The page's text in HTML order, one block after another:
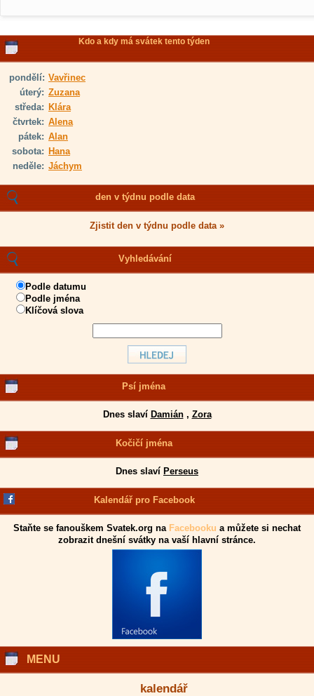
Kdo a kdy má svátek tento týden
pondělí: Vavřinec
úterý: Zuzana
středa: Klára
čtvrtek: Alena
pátek: Alan
sobota: Hana
neděle: Jáchym
den v týdnu podle data
Zjistit den v týdnu podle data »
Vyhledávání
Podle datumu
Podle jména
Klíčová slova
Psí jména
Dnes slaví Damián, Zora
Kočičí jména
Dnes slaví Perseus
Kalendář pro Facebook
Staňte se fanouškem Svatek.org na Facebooku a můžete si nechat
zobrazit dnešní svátky na vaší hlavní stránce.
MENU
kalendář